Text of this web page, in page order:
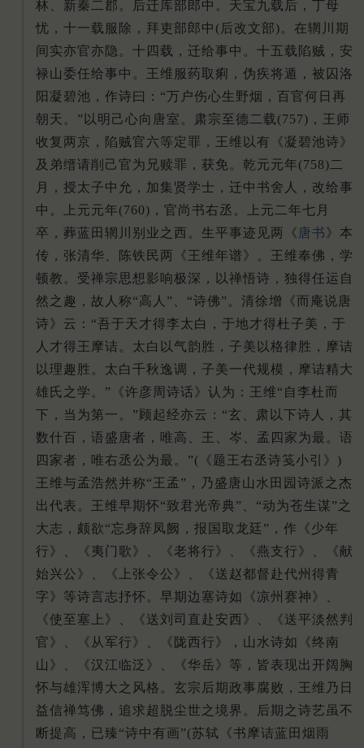
林、新秦二郡。后迁库部郎中。天宝九载后，丁母
忧，十一载服除，拜吏部郎中(后改文部)。在辋川期
间实亦官亦隐。十四载，迁给事中。十五载陷贼，安
禄山委任给事中。王维服药取痢，伪疾将遁，被囚洛
阳凝碧池，作诗曰：“万户伤心生野烟，百官何日再
朝天。”以明己心向唐室。肃宗至德二载(757)，王师
收复两京，陷贼官六等定罪，王维以有《凝碧池诗》
及弟缙请削己官为兄赎罪，获免。乾元元年(758)二
月，授太子中允，加集贤学士，迁中书舍人，改给事
中。上元元年(760)，官尚书右丞。上元二年七月
卒，葬蓝田辋川别业之西。生平事迹见两《 唐书》本
传，张清华、陈铁民两《王维年谱》。王维奉佛，学
顿教。受禅宗思想影响极深，以禅悟诗，独得任运自
然之趣，故人称“高人”、“诗佛”。清徐增《而庵说唐
诗》云：“吾于天才得李太白，于地才得杜子美，于
人才得王摩诘。太白以气韵胜，子美以格律胜，摩诘
以理趣胜。太白千秋逸调，子美一代规模，摩诘精大
雄氏之学。”《许彦周诗话》认为：王维“自李杜而
下，当为第一。”顾起经亦云：“玄、肃以下诗人，其
数什百，语盛唐者，唯高、王、岑、孟四家为最。语
四家者，唯右丞公为最。”(《题王右丞诗笺小引》)
王维与孟浩然并称“王孟”，乃盛唐山水田园诗派之杰
出代表。王维早期怀“致君光帝典”、“动为苍生谋”之
大志，颇欲“忘身辞凤阙，报国取龙廷”，作《少年
行》、《夷门歌》、《老将行》、《燕支行》、《献
始兴公》、《上张令公》、《送赵都督赴代州得青
字》等诗言志抒怀。早期边塞诗如《凉州赛神》、
《使至塞上》、《送刘司直赴安西》、《送平淡然判
官》、《从军行》、《陇西行》，山水诗如《终南
山》、《汉江临泛》、《华岳》等，皆表现出开阔胸
怀与雄浑博大之风格。玄宗后期政事腐败，王维乃日
益信禅笃佛，追求超脱尘世之境界。后期之诗艺虽不
断提高，已臻“诗中有画”(苏轼《书摩诘蓝田烟雨